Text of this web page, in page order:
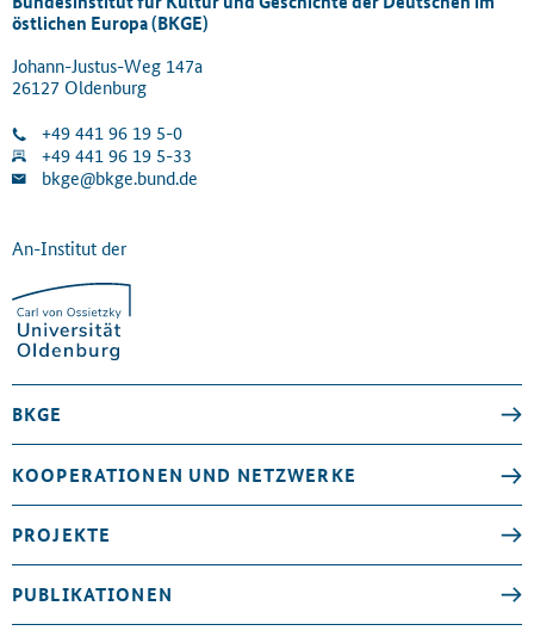
östlichen Europa (BKGE)
Johann-Justus-Weg 147a
26127 Oldenburg
+49 441 96 19 5-0
+49 441 96 19 5-33
bkge@bkge.bund.de
An-Institut der
BKGE
KOOPERATIONEN UND NETZWERKE
PROJEKTE
PUBLIKATIONEN